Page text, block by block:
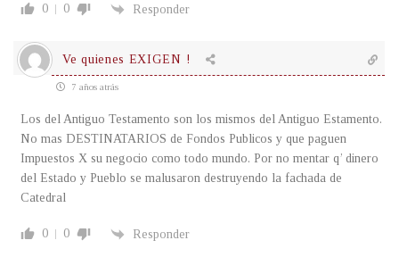
0 0 Responder
Ve quienes EXIGEN !
7 años atrás
Los del Antiguo Testamento son los mismos del Antiguo Estamento.
No mas DESTINATARIOS de Fondos Publicos y que paguen
Impuestos X su negocio como todo mundo. Por no mentar q’ dinero
del Estado y Pueblo se malusaron destruyendo la fachada de
Catedral
0 0 Responder